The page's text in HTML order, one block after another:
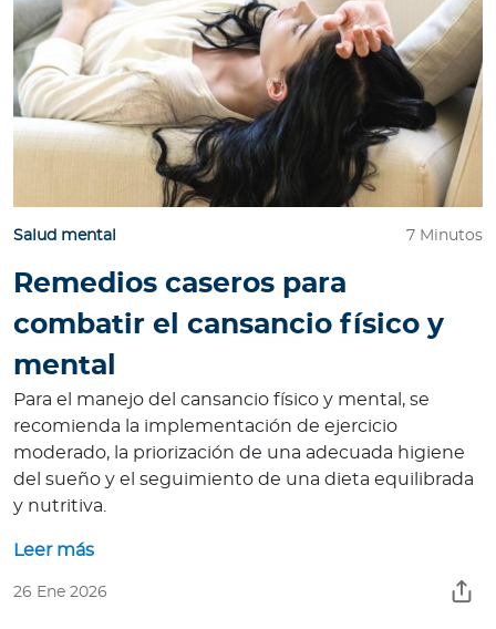
Salud mental 7 Minutos
Remedios caseros para
combatir el cansancio físico y
mental
Para el manejo del cansancio físico y mental, se
recomienda la implementación de ejercicio
moderado, la priorización de una adecuada higiene
del sueño y el seguimiento de una dieta equilibrada
y nutritiva.
Leer más
26 Ene 2026